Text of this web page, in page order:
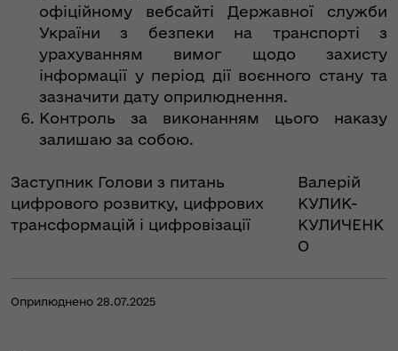
офіційному вебсайті Державної служби
України з безпеки на транспорті з
урахуванням вимог щодо захисту
інформації у період дії воєнного стану та
зазначити дату оприлюднення.
Контроль за виконанням цього наказу
залишаю за собою.
Заступник Голови з питань
цифрового розвитку, цифрових
трансформацій і цифровізації
Валерій
КУЛИК-
КУЛИЧЕНК
О
Оприлюднено 28.07.2025